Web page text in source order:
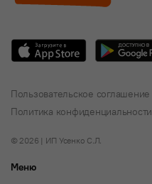
Пользовательское соглашение
Политика конфиденциальности
© 2026 | ИП Усенко С.Л.
Меню